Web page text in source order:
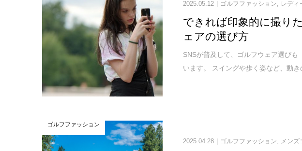
2025.05.12 ゴルフファッション レディ
できれば印象的に撮り
ェアの選び方
SNSが普及して、ゴルフウェア選び
います。 スイングや歩く姿など、動
ゴルフファッション
2025.04.28 ゴルフファッション, メンズ